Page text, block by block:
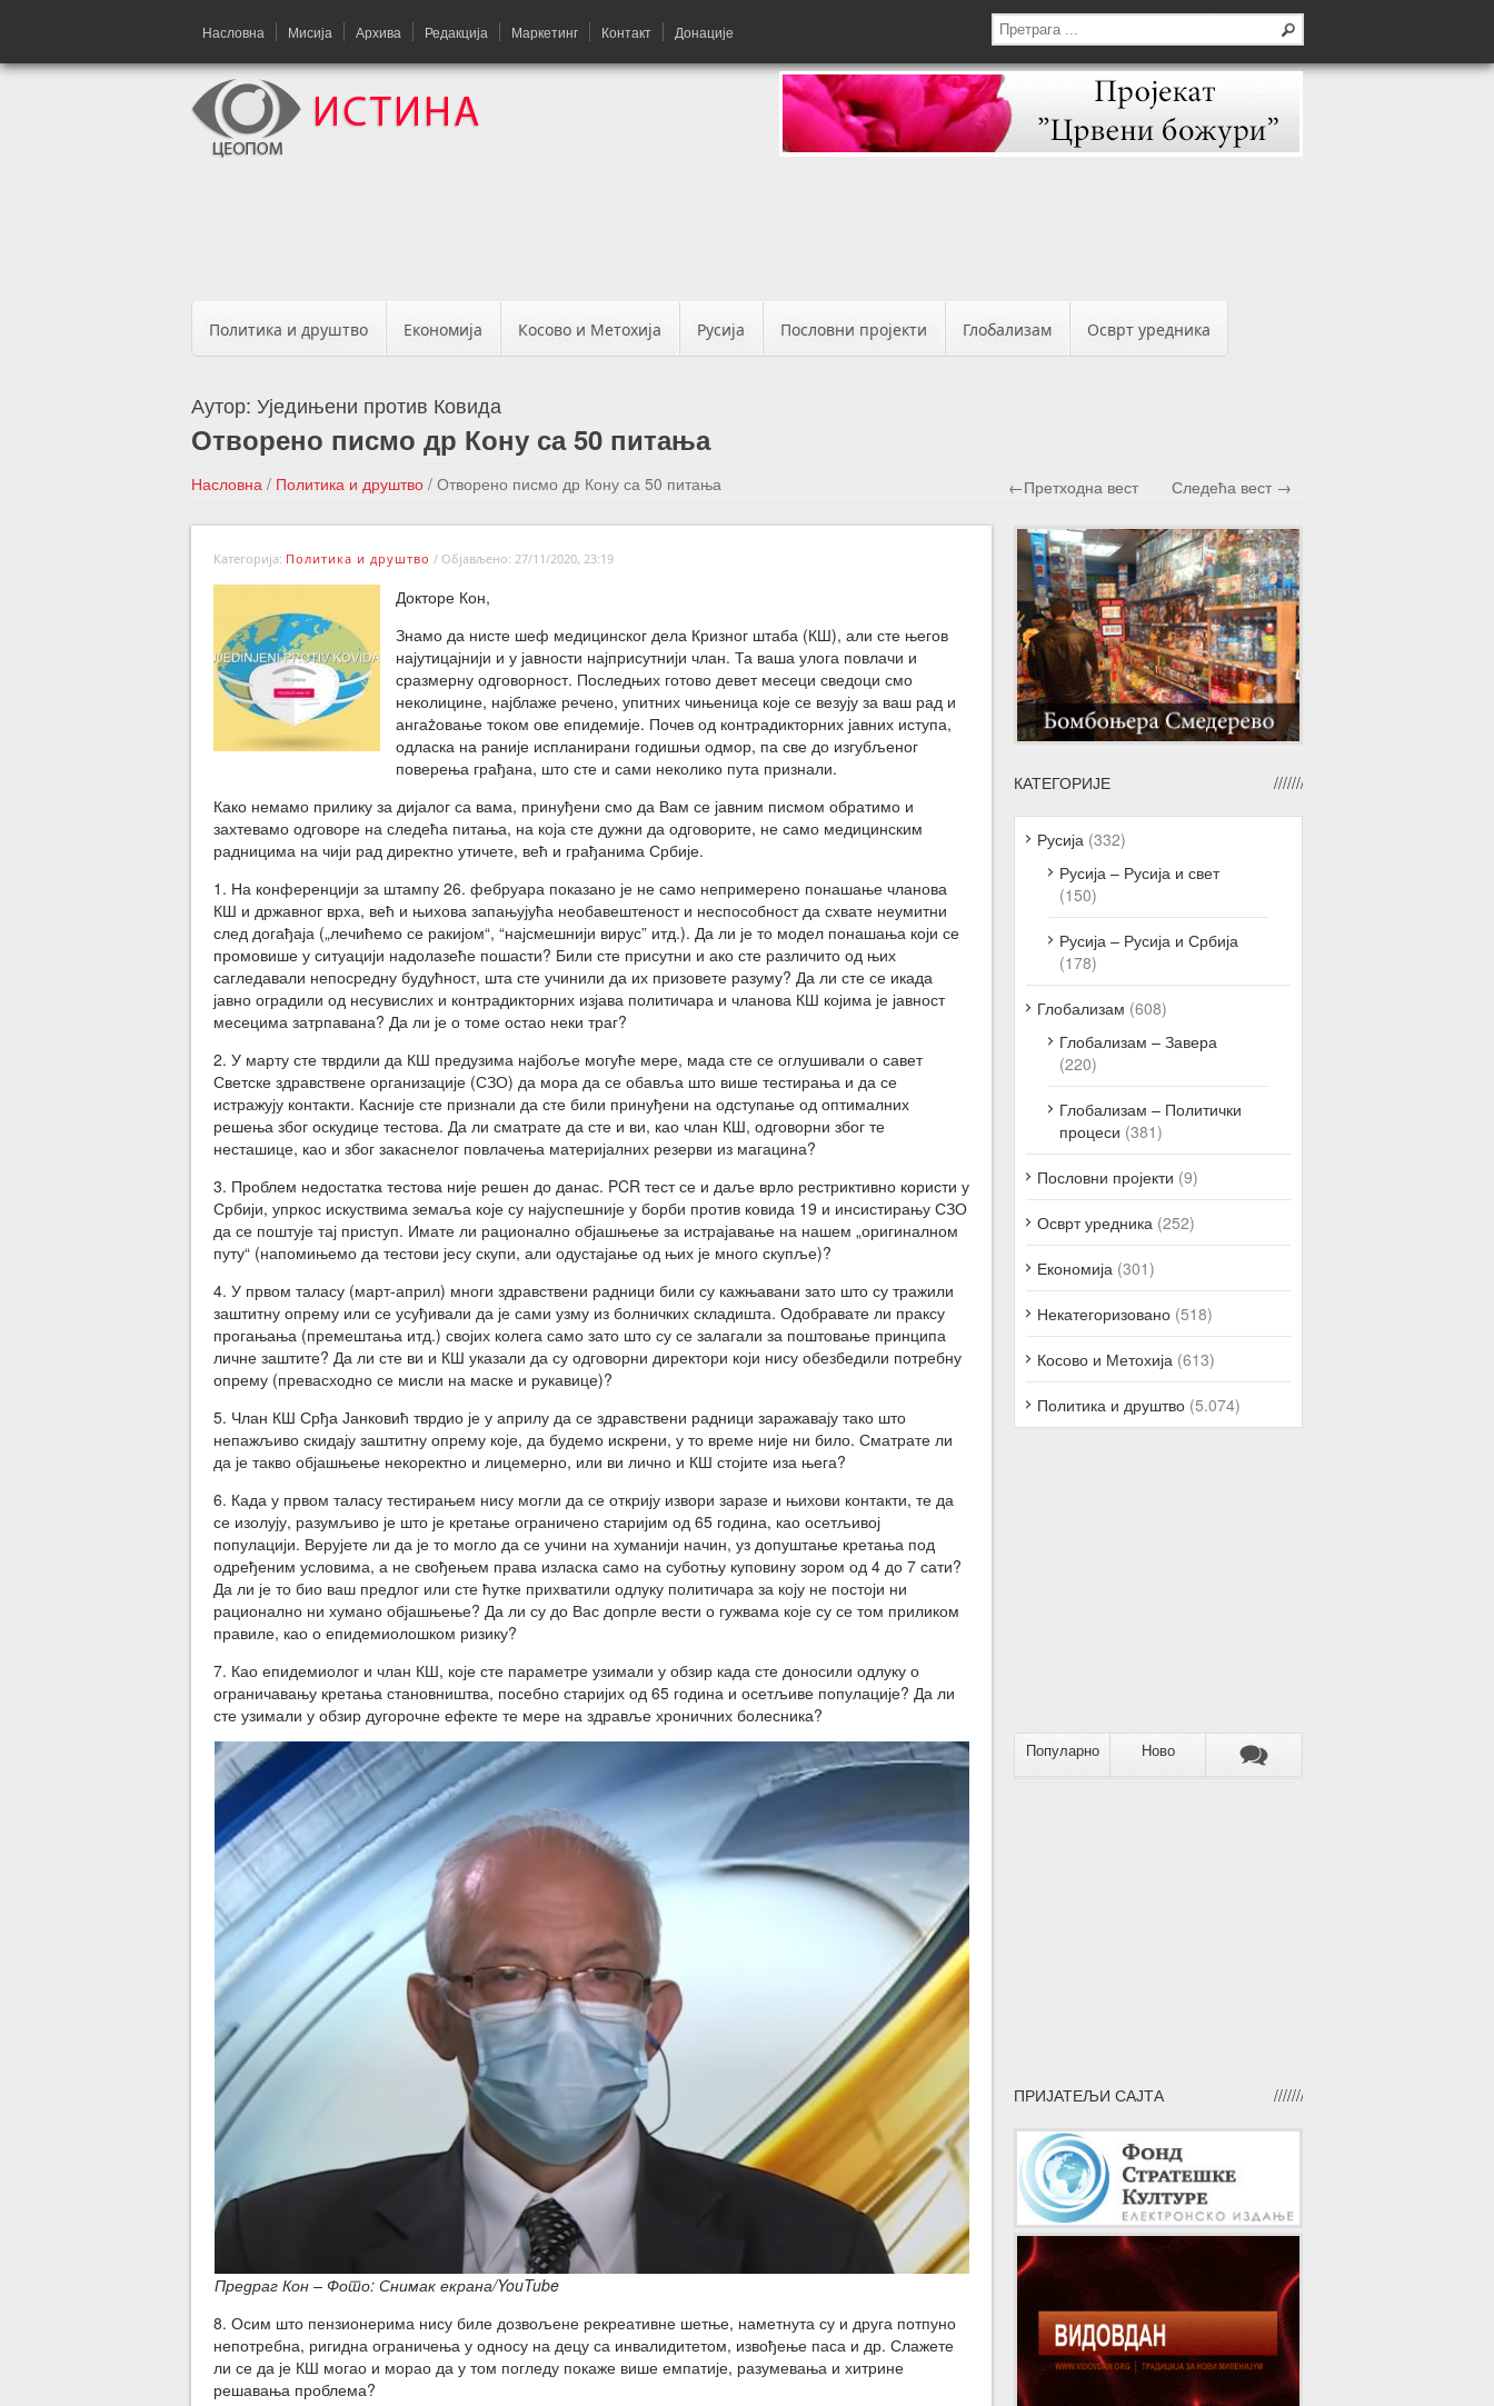
Насловна Мисија Архива Редакција Маркетинг Контакт Донације
Политика и друштво Економија Косово и Метохија Русија Пословни пројекти Глобализам Осврт уредника
Аутор: Уједињени против Ковида
Отворено писмо др Кону са 50 питања
Насловна / Политика и друштво / Отворено писмо др Кону са 50 питања ←Претходна вест Следећа вест →
Категорија: Политика и друштво / Објављено: 27/11/2020, 23:19
Докторе Кон,
Знамо да нисте шеф медицинског дела Кризног штаба (КШ), али сте његов
најутицајнији и у јавности најприсутнији члан. Та ваша улога повлачи и
сразмерну одговорност. Последњих готово девет месеци сведоци смо
неколицине, најблаже речено, упитних чињеница које се везују за ваш рад и
ангаżовање током ове епидемије. Почев од контрадикторних јавних иступа,
одласка на раније испланирани годишњи одмор, па све до изгубљеног
поверења грађана, што сте и сами неколико пута признали.
Како немамо прилику за дијалог са вама, принуђени смо да Вам се јавним писмом обратимо и
захтевамо одговоре на следећа питања, на која сте дужни да одговорите, не само медицинским
радницима на чији рад директно утичете, већ и грађанима Србије.
1. На конференцији за штампу 26. фебруара показано је не само непримерено понашање чланова
КШ и државног врха, већ и њихова запањујућа необавештеност и неспособност да схвате неумитни
след догађаја („лечићемо се ракијом“, “најсмешнији вирус” итд.). Да ли је то модел понашања који се
промовише у ситуацији надолазеће пошасти? Били сте присутни и ако сте различито од њих
сагледавали непосредну будућност, шта сте учинили да их призовете разуму? Да ли сте се икада
јавно оградили од несувислих и контрадикторних изјава политичара и чланова КШ којима је јавност
месецима затрпавана? Да ли је о томе остао неки траг?
2. У марту сте тврдили да КШ предузима најбоље могуће мере, мада сте се оглушивали о савет
Светске здравствене организације (СЗО) да мора да се обавља што више тестирања и да се
истражују контакти. Касније сте признали да сте били принуђени на одступање од оптималних
решења због оскудице тестова. Да ли сматрате да сте и ви, као члан КШ, одговорни због те
несташице, као и због закаснелог повлачења материјалних резерви из магацина?
3. Проблем недостатка тестова није решен до данас. PCR тест се и даље врло рестриктивно користи у
Србији, упркос искуствима земаља које су најуспешније у борби против ковида 19 и инсистирању СЗО
да се поштује тај приступ. Имате ли рационално објашњење за истрајавање на нашем „оригиналном
путу“ (напомињемо да тестови јесу скупи, али одустајање од њих је много скупље)?
4. У првом таласу (март-април) многи здравствени радници били су кажњавани зато што су тражили
заштитну опрему или се усуђивали да је сами узму из болничких складишта. Одобравате ли праксу
прогањања (премештања итд.) својих колега само зато што су се залагали за поштовање принципа
личне заштите? Да ли сте ви и КШ указали да су одговорни директори који нису обезбедили потребну
опрему (превасходно се мисли на маске и рукавице)?
5. Члан КШ Срђа Јанковић тврдио је у априлу да се здравствени радници заражавају тако што
непажљиво скидају заштитну опрему које, да будемо искрени, у то време није ни било. Сматрате ли
да је такво објашњење некоректно и лицемерно, или ви лично и КШ стојите иза њега?
6. Када у првом таласу тестирањем нису могли да се открију извори заразе и њихови контакти, те да
се изолују, разумљиво је што је кретање ограничено старијим од 65 година, као осетљивој
популацији. Верујете ли да је то могло да се учини на хуманији начин, уз допуштање кретања под
одређеним условима, а не свођењем права изласка само на суботњу куповину зором од 4 до 7 сати?
Да ли је то био ваш предлог или сте ћутке прихватили одлуку политичара за коју не постоји ни
рационално ни хумано објашњење? Да ли су до Вас допрле вести о гужвама које су се том приликом
правиле, као о епидемиолошком ризику?
7. Као епидемиолог и члан КШ, које сте параметре узимали у обзир када сте доносили одлуку о
ограничавању кретања становништва, посебно старијих од 65 година и осетљиве популације? Да ли
сте узимали у обзир дугорочне ефекте те мере на здравље хроничних болесника?
Предраг Кон – Фото: Снимак екрана/YouTube
8. Осим што пензионерима нису биле дозвољене рекреативне шетње, наметнута су и друга потпуно
непотребна, ригидна ограничења у односу на децу са инвалидитетом, извођење паса и др. Слажете
ли се да је КШ могао и морао да у том погледу покаже више емпатије, разумевања и хитрине
решавања проблема?
КАТЕГОРИЈЕ
Русија (332)
Русија – Русија и свет
(150)
Русија – Русија и Србија
(178)
Глобализам (608)
Глобализам – Завера
(220)
Глобализам – Политички
процеси (381)
Пословни пројекти (9)
Осврт уредника (252)
Економија (301)
Некатегоризовано (518)
Косово и Метохија (613)
Политика и друштво (5.074)
Популарно Ново
ПРИЈАТЕЉИ САЈТА